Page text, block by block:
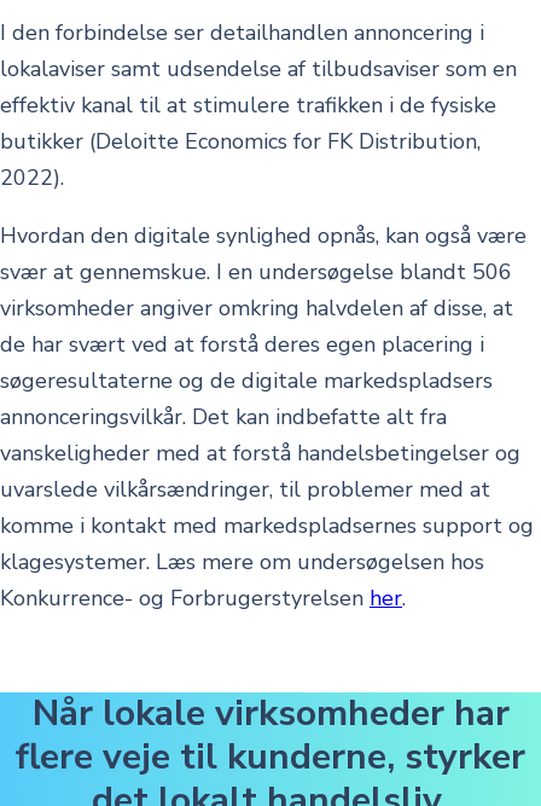
I den forbindelse ser detailhandlen annoncering i
lokalaviser samt udsendelse af tilbudsaviser som en
effektiv kanal til at stimulere trafikken i de fysiske
butikker (Deloitte Economics for FK Distribution,
2022).
Hvordan den digitale synlighed opnås, kan også være
svær at gennemskue. I en undersøgelse blandt 506
virksomheder angiver omkring halvdelen af disse, at
de har svært ved at forstå deres egen placering i
søgeresultaterne og de digitale markedspladsers
annonceringsvilkår. Det kan indbefatte alt fra
vanskeligheder med at forstå handelsbetingelser og
uvarslede vilkårsændringer, til problemer med at
komme i kontakt med markedspladsernes support og
klagesystemer. Læs mere om undersøgelsen hos
Konkurrence- og Forbrugerstyrelsen her.
Når lokale virksomheder har
flere veje til kunderne, styrker